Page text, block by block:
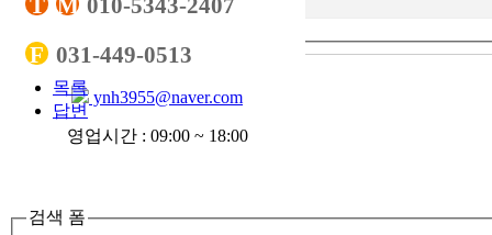
T M 010-5343-2407
F 031-449-0513
ynh3955@naver.com
영업시간 : 09:00 ~ 18:00
목록
답변
검색 폼